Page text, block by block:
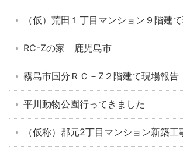
（仮）荒田１丁目マンション９階建
RC-Zの家 鹿児島市
霧島市国分ＲＣ－Z２階建て現場報告
平川動物公園行ってきました
（仮称）郡元2丁目マンション新築工